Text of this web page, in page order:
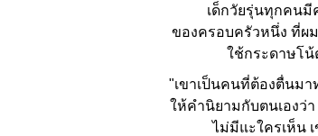
เด็กวัยรุ่นทุกคนมีคว
ของครอบครัวหนึ่ง ที่ผ
ใช้กระดาษโน้
"เขาเป็นคนที่ต้องตื่นมา
ให้คำนิยามกับตนเองว่
ไม่มีแะใครเห็น